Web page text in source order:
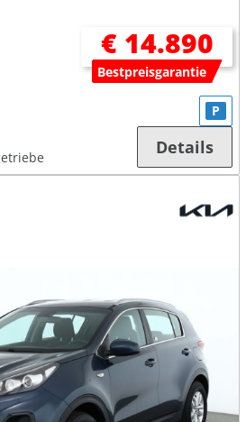
€ 14.890
Bestpreisgarantie
P
Details